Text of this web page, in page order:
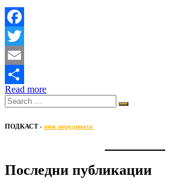
Facebook
Twitter
Email
Share
Read more
ПОДКАСТ - виж поредицата
Последни публикации